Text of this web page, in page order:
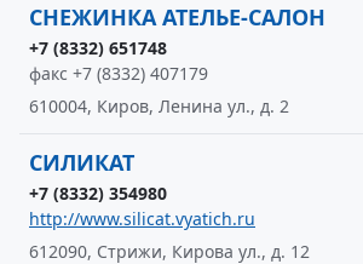
СНЕЖИНКА АТЕЛЬЕ-САЛОН
+7 (8332) 651748
факс +7 (8332) 407179
610004, Киров, Ленина ул., д. 2
СИЛИКАТ
+7 (8332) 354980
http://www.silicat.vyatich.ru
612090, Стрижи, Кирова ул., д. 12